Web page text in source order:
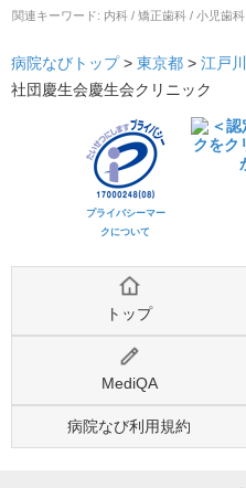
関連キーワード: 内科 / 矯正歯科 / 小児歯
病院なびトップ> 東京都 > 江戸
社団慶生会慶生会クリニック
プライバシーマー
クについて
トップ
MediQA
病院なび利用規約